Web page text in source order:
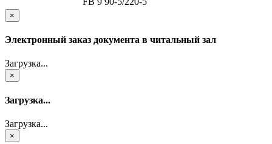
×
Электронный заказ документа в читальный зал
Загрузка...
×
Загрузка...
Загрузка...
×